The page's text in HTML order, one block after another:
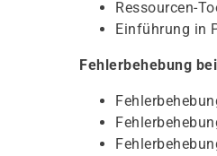
Ressourcen-
Einführung in
Fehlerbehebung